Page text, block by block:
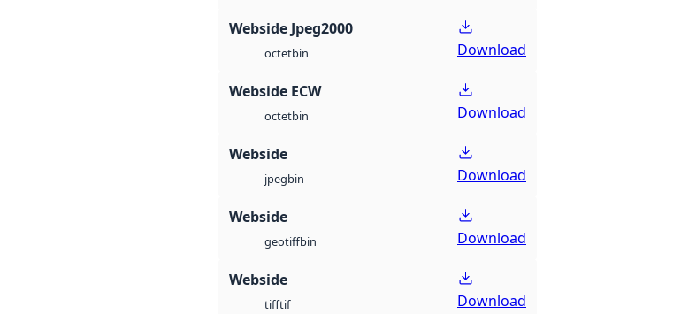
Webside Jpeg2000
octetbin Download
Webside ECW
octetbin Download
Webside
jpegbin Download
Webside
geotiffbin Download
Webside
tifftif Download